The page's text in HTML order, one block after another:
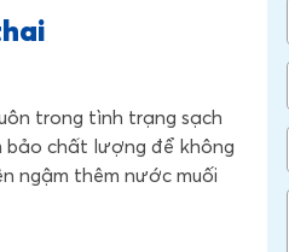
trong tình trạng sạch
bảo chất lượng để không
ngậm thêm nước muối